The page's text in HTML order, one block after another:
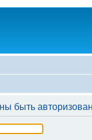
быть